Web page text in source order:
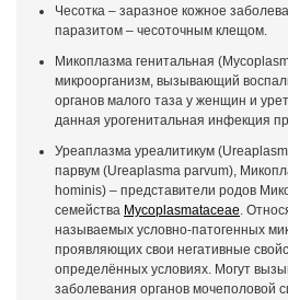
Чесотка – заразное кожное
паразитом – чесоточным клещом.
Микоплазма генитальная
микроорганизм, вызывающий
органов малого таза у женщин и
данная урогенитальная инфекция
Уреаплазма уреалитикум
парвум (Ureaplasma parvum),
hominis) – представители родов
семейства Mycoplasmataceae.
называемых условно-патогенных
проявляющих свои негативные
определённых условиях. Могут
заболевания органов мочеполовой